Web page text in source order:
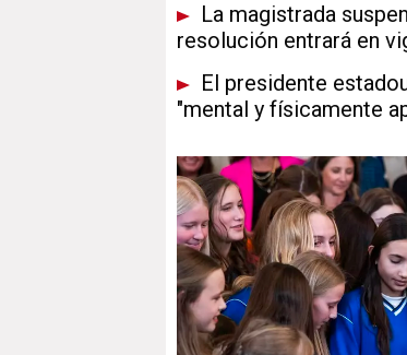
La magistrada
resolución entrará en
El presidente
"mental y físicamente